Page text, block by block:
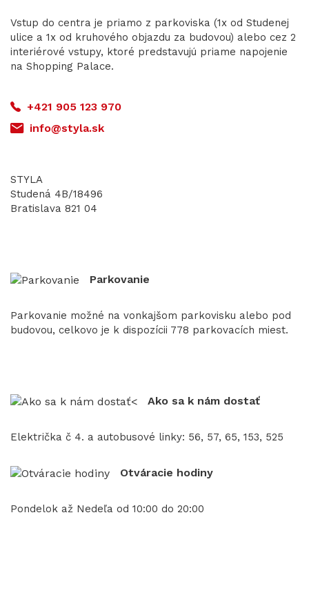
Vstup do centra je priamo z parkoviska (1x od Studenej
ulice a 1x od kruhového objazdu za budovou) alebo cez 2
interiérové vstupy, ktoré predstavujú priame napojenie
na Shopping Palace.
+421 905 123 970
info@styla.sk
STYLA
Studená 4B/18496
Bratislava 821 04
Parkovanie
Parkovanie možné na vonkajšom parkovisku alebo pod
budovou, celkovo je k dispozícii 778 parkovacích miest.
Ako sa k nám dostať
Električka č 4. a autobusové linky: 56, 57, 65, 153, 525
Otváracie hodiny
Pondelok až Nedeľa od 10:00 do 20:00